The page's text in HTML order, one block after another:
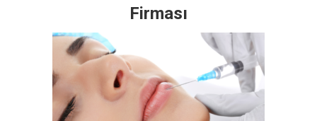
Firması